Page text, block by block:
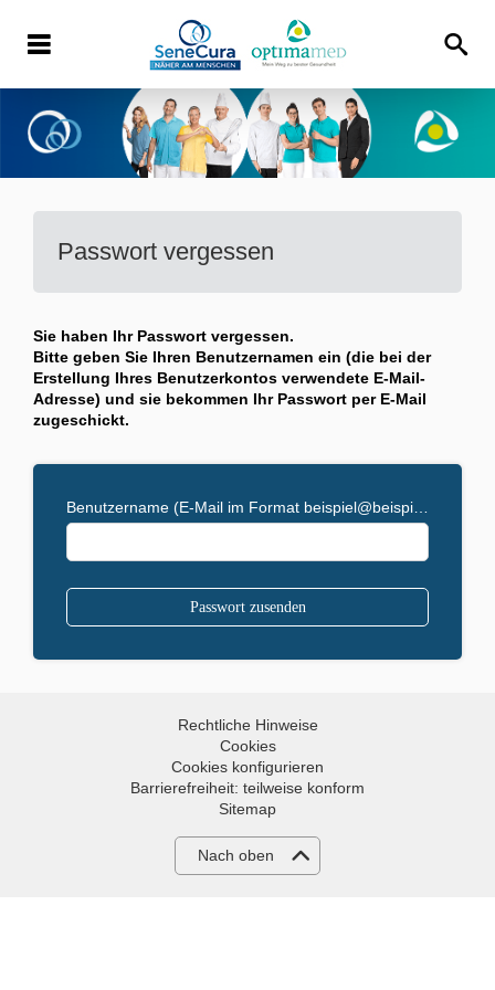
Passwort vergessen
Sie haben Ihr Passwort vergessen.
Bitte geben Sie Ihren Benutzernamen ein (die bei der
Erstellung Ihres Benutzerkontos verwendete E-Mail-
Adresse) und sie bekommen Ihr Passwort per E-Mail
zugeschickt.
Rechtliche Hinweise
Cookies
Cookies konfigurieren
Barrierefreiheit: teilweise konform
Sitemap
Nach oben